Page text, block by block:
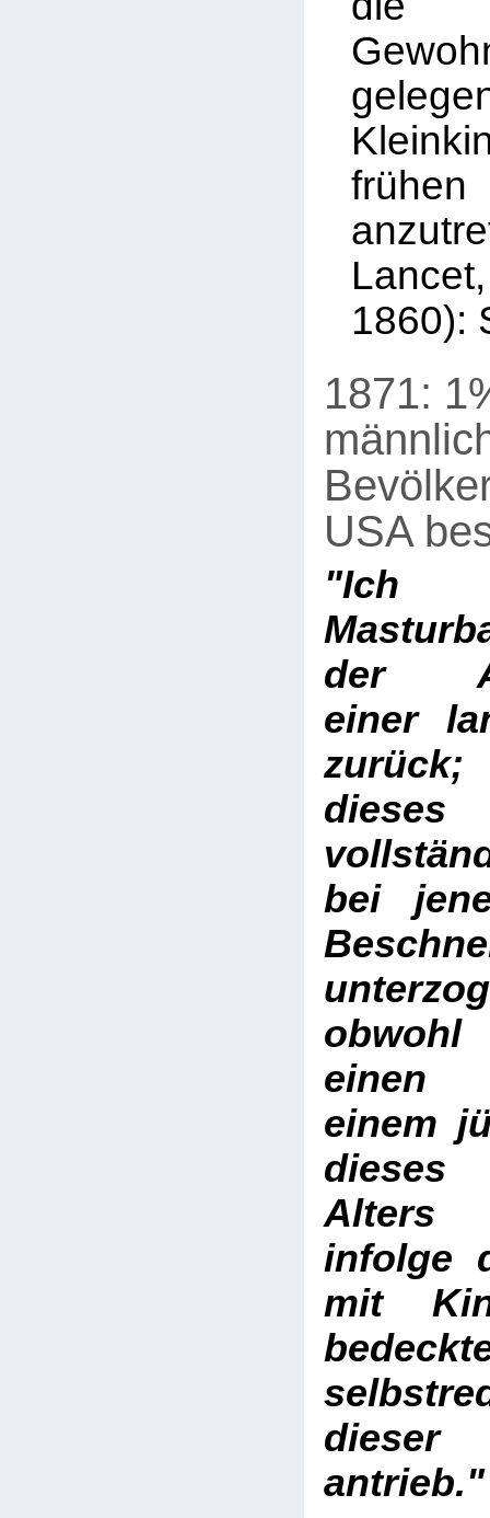
1860):
1871:
USA
"Ich
der
einer
bei
einen
einem
dieses
Alters
infolge
mit
dieser